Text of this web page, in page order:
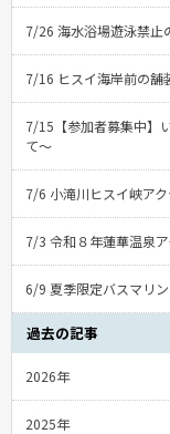
7/26 海水浴場遊泳禁止
7/16 ヒスイ海岸前の舗
7/15【参加者募集中】
て〜
7/6 小滝川ヒスイ峡ア
7/3 令和８年蓮華温泉
6/9 夏季限定バスマリ
過去の記事
2026年
2025年